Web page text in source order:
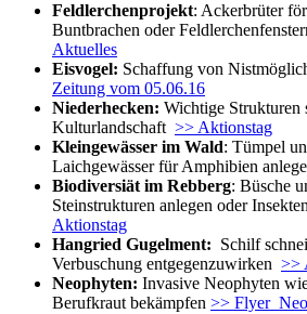
Feldlerchenprojekt: Ackerbrüter
Buntbrachen oder
Aktuelles
Eisvogel: Schaffung von
Zeitung vom 05.06.16
Niederhecken: Wichtige Strukturen
Kulturlandschaft >> Aktionstag
Kleingewässer im Wald: Tümpel
Laichgewässer für Amphibien
Biodiversiät im Rebberg: Büsche
Steinstrukturen anlegen oder
Aktionstag
Hangried Gugelment: Schilf
Verbuschung entgegenzuwirken >>
Neophyten: Invasive Neophyten
Berufkraut bekämpfen >>